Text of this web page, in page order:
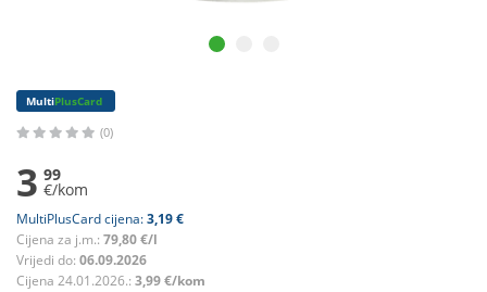
MultiPlusCard
(0)
3 99
€/kom
MultiPlusCard cijena:3,19 €
Cijena za j.m.: 79,80 €/l
Vrijedi do: 06.09.2026
Cijena 24.01.2026.: 3,99 €/kom